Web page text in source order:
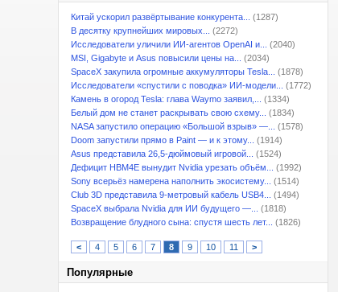
Китай ускорил развёртывание конкурента...
(1287)
В десятку крупнейших мировых...
(2272)
Исследователи уличили ИИ-агентов OpenAI и...
(2040)
MSI, Gigabyte и Asus повысили цены на...
(2034)
SpaceX закупила огромные аккумуляторы Tesla...
(1878)
Исследователи «спустили с поводка» ИИ-модели...
(1772)
Камень в огород Tesla: глава Waymo заявил,...
(1334)
Белый дом не станет раскрывать свою схему...
(1834)
NASA запустило операцию «Большой взрыв» —...
(1578)
Doom запустили прямо в Paint — и к этому...
(1914)
Asus представила 26,5-дюймовый игровой...
(1524)
Дефицит HBM4E вынудит Nvidia урезать объём...
(1992)
Sony всерьёз намерена наполнить экосистему...
(1514)
Club 3D представила 9-метровый кабель USB4...
(1494)
SpaceX выбрала Nvidia для ИИ будущего —...
(1818)
Возвращение блудного сына: спустя шесть лет...
(1826)
< 4 5 6 7 8 9 10 11 >
Популярные